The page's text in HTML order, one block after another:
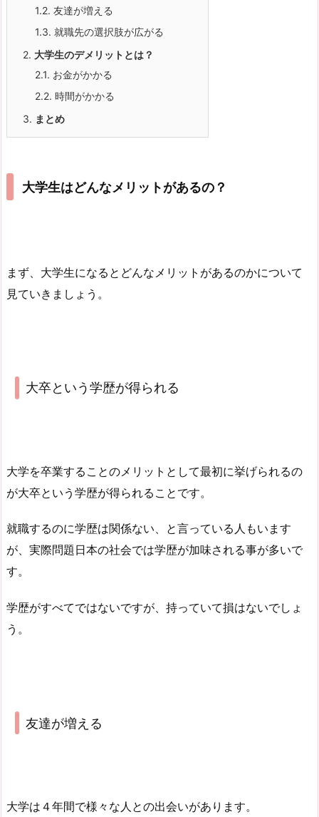
1.2. 友達が増える
1.3. 就職先の選択肢が広がる
2. 大学生のデメリットとは？
2.1. お金がかかる
2.2. 時間がかかる
3. まとめ
大学生はどんなメリットがあるの？
まず、大学生になるとどんなメリットがあるのかについて
見ていきましょう。
大卒という学歴が得られる
大学を卒業することのメリットとして最初に挙げられるの
が大卒という学歴が得られることです。
就職するのに学歴は関係ない、と言っている人もいます
が、実際問題日本の社会では学歴が加味される事が多いで
す。
学歴がすべてではないですが、持っていて損はないでしょ
う。
友達が増える
大学は４年間で様々な人との出会いがあります。